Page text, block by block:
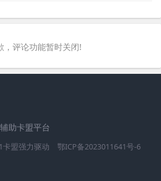
，评论功能暂时关闭!
助卡盟平台
卡盟强力驱动 鄂ICP备2023011641号-6